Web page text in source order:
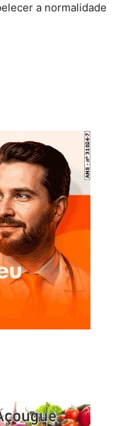
a normalidade